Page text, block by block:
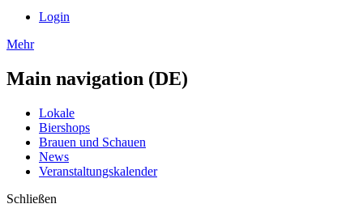
Login
Mehr
Main navigation (DE)
Lokale
Biershops
Brauen und Schauen
News
Veranstaltungskalender
Schließen